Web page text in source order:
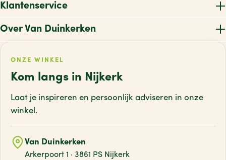
Klantenservice
Over Van Duinkerken
ONZE WINKEL
Kom langs in Nijkerk
Laat je inspireren en persoonlijk adviseren in onze
winkel.
Van Duinkerken
Arkerpoort 1 · 3861 PS Nijkerk